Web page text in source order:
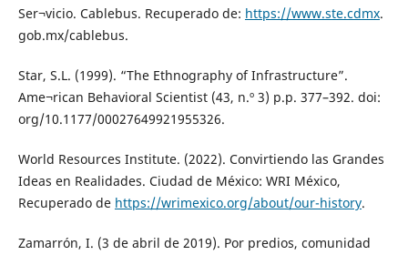
Ser¬vicio. Cablebus. Recuperado de: https://www.ste.cdmx.
gob.mx/cablebus.
Star, S.L. (1999). “The Ethnography of Infrastructure”.
Ame¬rican Behavioral Scientist (43, n.º 3) p.p. 377–392. doi:
org/10.1177/00027649921955326.
World Resources Institute. (2022). Convirtiendo las Grandes
Ideas en Realidades. Ciudad de México: WRI México,
Recuperado de https://wrimexico.org/about/our-history.
Zamarrón, I. (3 de abril de 2019). Por predios, comunidad